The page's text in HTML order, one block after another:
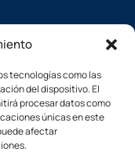
tecnologías como las
del dispositivo. El
procesar datos como
únicas en este
afectar